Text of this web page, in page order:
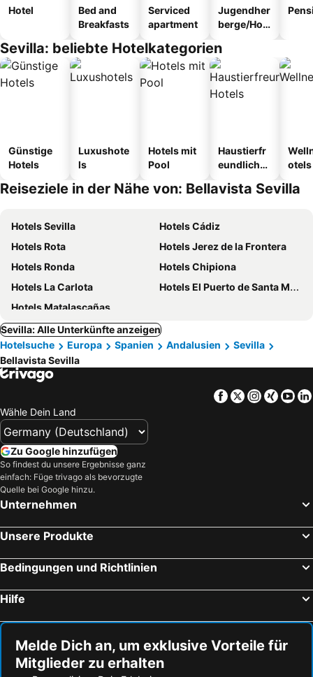
Hotel
Bed and
Breakfasts
Serviced
apartment
Jugendher
berge/Hos
Sevilla: beliebte Hotelkategorien
Günstige
Hotels
Luxushote
ls
Hotels mit
Pool
Haustierfr
eundliche
otels
Reiseziele in der Nähe von: Bellavista Sevilla
Hotels Sevilla
Hotels Cádiz
Hotels Rota
Hotels Jerez de la Frontera
Hotels Ronda
Hotels Chipiona
Hotels La Carlota
Hotels El Puerto de Santa Maria
Hotels Matalascañas
Sevilla: Alle Unterkünfte anzeigen
Hotelsuche
Europa Spanien Andalusien
Sevilla
Bellavista Sevilla
Facebook
TwitterXing
Wähle Dein Land
Zu Google hinzufügen
So findest du unsere Ergebnisse ganz
einfach: Füge trivago als bevorzugte
Quelle bei Google hinzu.
Unternehmen
Unsere Produkte
Bedingungen und Richtlinien
Hilfe
Melde Dich an, um exklusive Vorteile für
Mitglieder zu erhalten